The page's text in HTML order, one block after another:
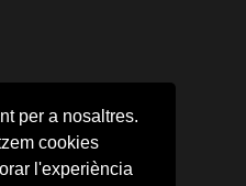
per a nosaltres.
cookies
l'experiència